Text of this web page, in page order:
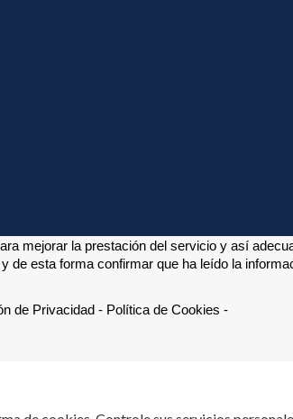
mejorar la prestación del servicio y así
de esta forma confirmar que ha leído la
de Privacidad - Política de Cookies -